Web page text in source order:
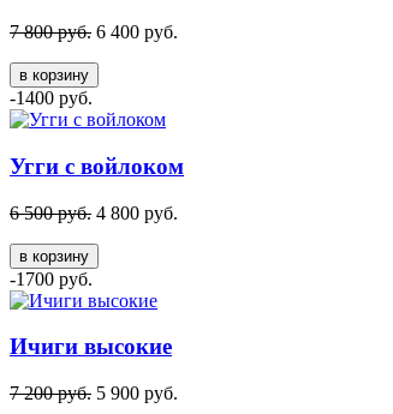
7 800 руб. 6 400 руб.
в корзину
-1400 руб.
Угги с войлоком
6 500 руб. 4 800 руб.
в корзину
-1700 руб.
Ичиги высокие
7 200 руб. 5 900 руб.